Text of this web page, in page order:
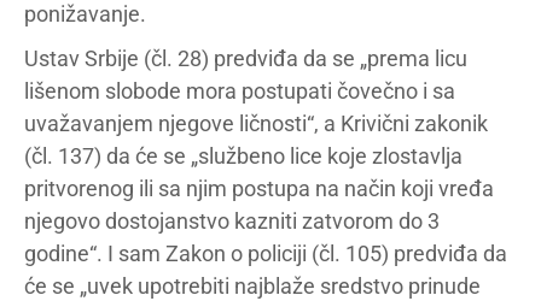
ponižavanje.
Ustav Srbije (čl. 28) predviđa da se „prema licu
lišenom slobode mora postupati čovečno i sa
uvažavanjem njegove ličnosti“, a Krivični zakonik
(čl. 137) da će se „službeno lice koje zlostavlja
pritvorenog ili sa njim postupa na način koji vređa
njegovo dostojanstvo kazniti zatvorom do 3
godine“. I sam Zakon o policiji (čl. 105) predviđa da
će se „uvek upotrebiti najblaže sredstvo prinude